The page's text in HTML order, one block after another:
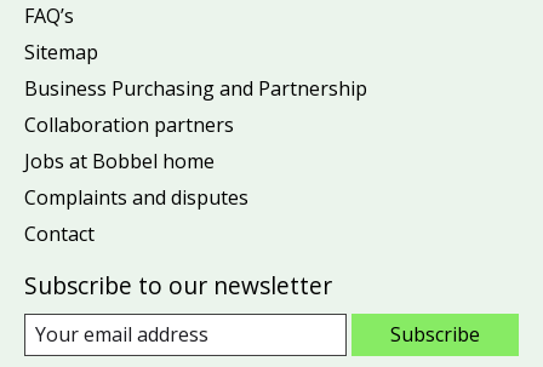
FAQ’s
Sitemap
Business Purchasing and Partnership
Collaboration partners
Jobs at Bobbel home
Complaints and disputes
Contact
Subscribe to our newsletter
Subscribe